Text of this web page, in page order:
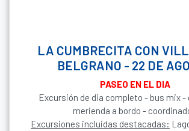
LA CUMBRECITA CON
BELGRANO - 22 DE
PASEO EN EL DIA
Excursión de dia completo - bus mix -
merienda a bordo -
Excursiones incluidas destacadas: